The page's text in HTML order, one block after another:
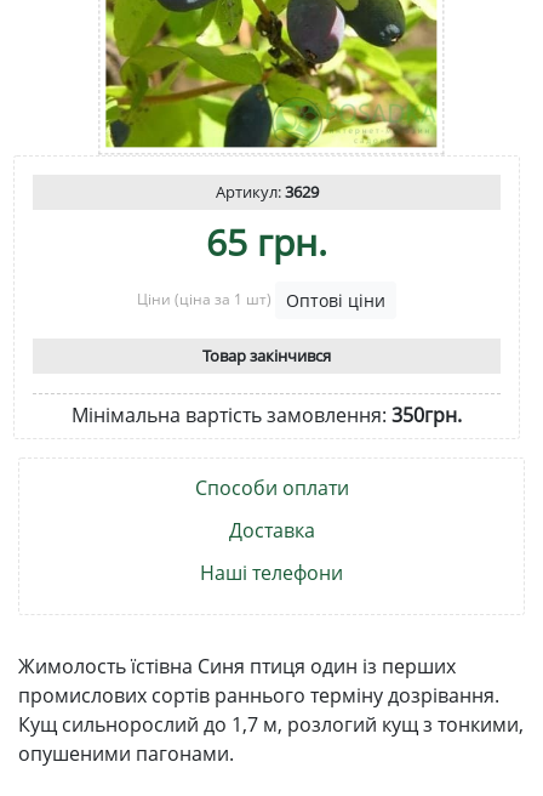
Артикул:3629
65 грн.
Ціни (ціна за 1 шт) Оптові ціни
Товар закінчився
Мінімальна вартість замовлення: 350грн.
Способи оплати
Доставка
Наші телефони
Жимолость їстівна Синя птиця один із перших
промислових сортів раннього терміну дозрівання.
Кущ сильнорослий до 1,7 м, розлогий кущ з тонкими,
опушеними пагонами.